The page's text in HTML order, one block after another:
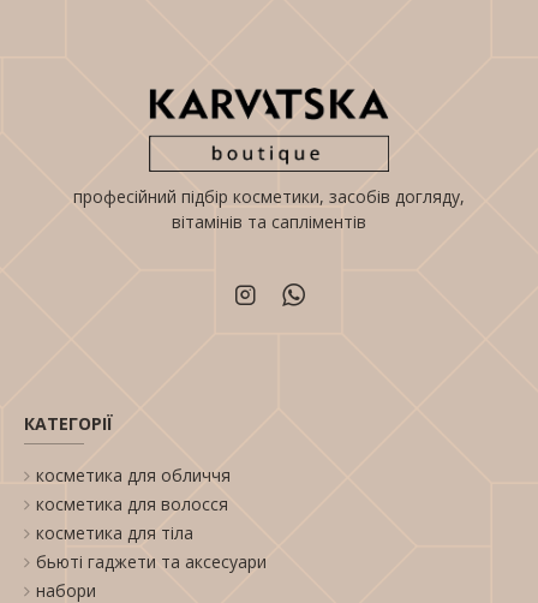
професійний підбір косметики, засобів догляду,
вітамінів та сапліментів
КАТЕГОРІЇ
косметика для обличчя
косметика для волосся
косметика для тіла
бьюті гаджети та аксесуари
набори